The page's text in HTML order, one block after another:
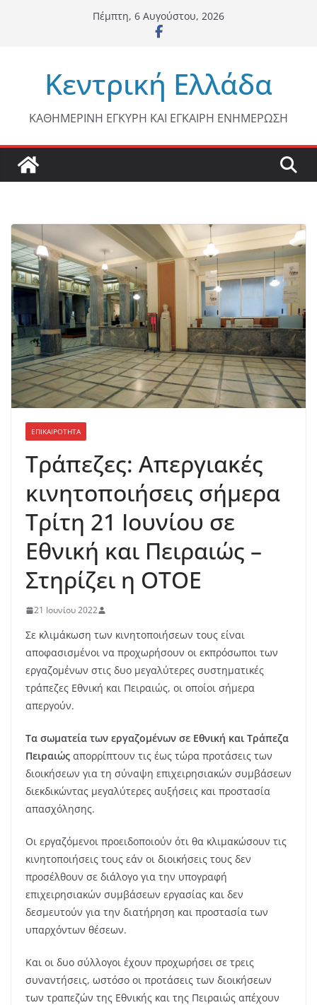
Πέμπτη, 6 Αυγούστου, 2026
Κεντρική Ελλάδα
ΚΑΘΗΜΕΡΙΝΗ ΕΓΚΥΡΗ ΚΑΙ ΕΓΚΑΙΡΗ ΕΝΗΜΕΡΩΣΗ
ΕΠΙΚΑΙΡΟΤΗΤΑ
Τράπεζες: Απεργιακές
κινητοποιήσεις σήμερα
Τρίτη 21 Ιουνίου σε
Εθνική και Πειραιώς –
Στηρίζει η ΟΤΟΕ
21 Ιουνίου 2022
Σε κλιμάκωση των κινητοποιήσεων τους είναι
αποφασισμένοι να προχωρήσουν οι εκπρόσωποι των
εργαζομένων στις δυο μεγαλύτερες συστηματικές
τράπεζες Εθνική και Πειραιώς, οι οποίοι σήμερα
απεργούν.
Τα σωματεία των εργαζομένων σε Εθνική και Τράπεζα
Πειραιώς απορρίπτουν τις έως τώρα προτάσεις των
διοικήσεων για τη σύναψη επιχειρησιακών συμβάσεων
διεκδικώντας μεγαλύτερες αυξήσεις και προστασία
απασχόλησης.
Οι εργαζόμενοι προειδοποιούν ότι θα κλιμακώσουν τις
κινητοποιήσεις τους εάν οι διοικήσεις τους δεν
προσέλθουν σε διάλογο για την υπογραφή
επιχειρησιακών συμβάσεων εργασίας και δεν
δεσμευτούν για την διατήρηση και προστασία των
υπαρχόντων θέσεων.
Και οι δυο σύλλογοι έχουν προχωρήσει σε τρεις
συναντήσεις, ωστόσο οι προτάσεις των διοικήσεων
των τραπεζών της Εθνικής και της Πειραιώς απέχουν